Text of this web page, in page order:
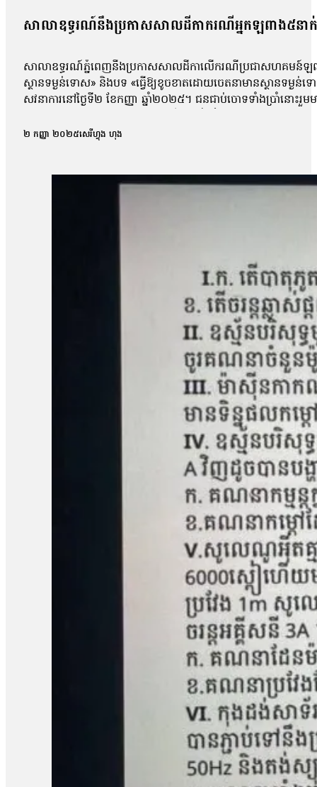
សាលាឧទ្ធរណ៍នឹងប្រកាសសាលដីកាករណីអ្នកឡពាង៥នាក់
សាលាឧទ្ធរណ៍ភ្នំពេញនឹងប្រកាសសាលដីកាលើករណីប្រជាសហគមន៍ឡពា
ស្ថានទម្ងន់ទោស» និងបទ «ធ្វើឱ្យខូចខាតដោយចេតនាមានស្ថាន
សវនាការនៅថ្ងៃទី២ ខែកញ្ញា ឆ្នាំ២០២៥។ ជនជាប់ចោទទាំងប្រ
កាសែតបន្ទាប់ពីលោកចេញពីសវនាការថា តុលាការបានចោទសួរលោក
មុនមកវាមិនសូវរំពឹងប៉ុន្មានទេ អារឿងតុលាការ រឿងយុត្តិធម៌រឿងនេ
សម្ដេចបវធិបតី ហ៊ុន ម៉ាណែត សូមឱ្យគាត់ឡើងថ្មីធ្វើនាយករដ្ឋមន្ត្រីម
បាត់បង់ដីធ្លី»។ រីឯភរិយារបស់លោក ស្ងួន ញឿន គឺអ្នកស្រី អុំ សុភី បានច
ដោយសារតែក្រុមហ៊ុនជាអ្នកបំពានមកលើពួកខ្ញុំ បែរជាពួកគាត់មិនមាន
បំផ្លាញរបស់ទ្រព្យគេទេ»។ អ្នកស្រី អុំ សុភី ថាអ្នកស្រីនឹងប្ដឹងបន្តទ
អង្គការលីកាដូលោក អំ សំអាត មានប្រសាសន៍ថា ករណីដីធ្លីនៅភូមិឡព
តំណាងសហគមន៍ និងសមាជិកសហគមន៍ជាច្រើនត្រូវបានជាប់ពន្ធនា
រឿងនៅសាលាឧទ្ធរណ៍នេះ ពួកគាត់គួរត្រូវបានទទួលការលើកលែងច
ខេត្តកំពង់ឆ្នាំង មានជម្លោះដីធ្លីជាមួយក្រុមហ៊ុន ខេ.ឌី.ស៊ី (KDC) ដែ
ចំនួន១០៨គ្រួសារ។ ពលរដ្ឋដែលរងផលប៉ះពាល់បានតវ៉ាទាមទារ
ចំនួន៥នាក់គឺ លោក សៀង ហេង លោក ម៉ាង យ៉ាវ លោក គុជ…
២ កញ្ញា ២០២៥សេរីហ្វុង ហុង